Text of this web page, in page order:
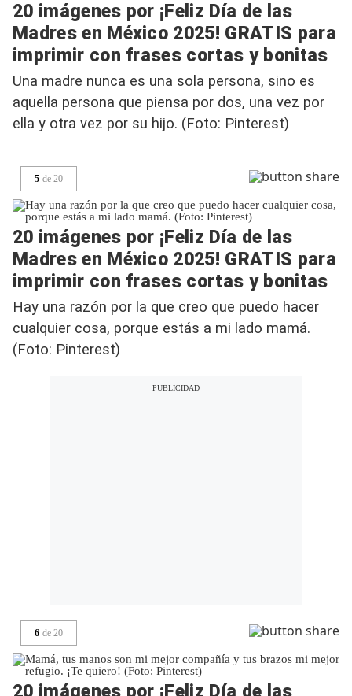
20 imágenes por ¡Feliz Día de las
Madres en México 2025! GRATIS para
imprimir con frases cortas y bonitas
Una madre nunca es una sola persona, sino es
aquella persona que piensa por dos, una vez por
ella y otra vez por su hijo. (Foto: Pinterest)
5 de 20
20 imágenes por ¡Feliz Día de las
Madres en México 2025! GRATIS para
imprimir con frases cortas y bonitas
Hay una razón por la que creo que puedo hacer
cualquier cosa, porque estás a mi lado mamá.
(Foto: Pinterest)
6 de 20